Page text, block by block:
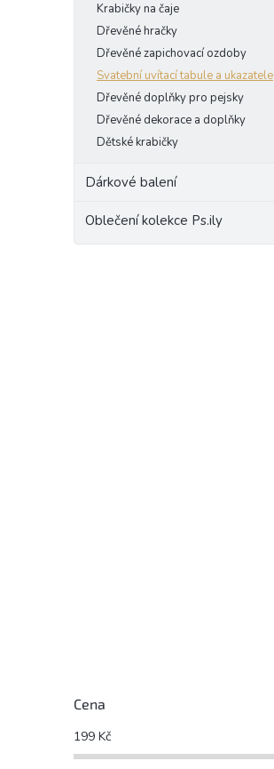
Krabičky na čaje
Dřevěné hračky
Dřevěné zapichovací ozdoby
Svatební uvítací tabule a ukazatele
Dřevěné doplňky pro pejsky
Dřevěné dekorace a doplňky
Dětské krabičky
Dárkové balení
Oblečení kolekce Ps.ily
Cena
199 Kč